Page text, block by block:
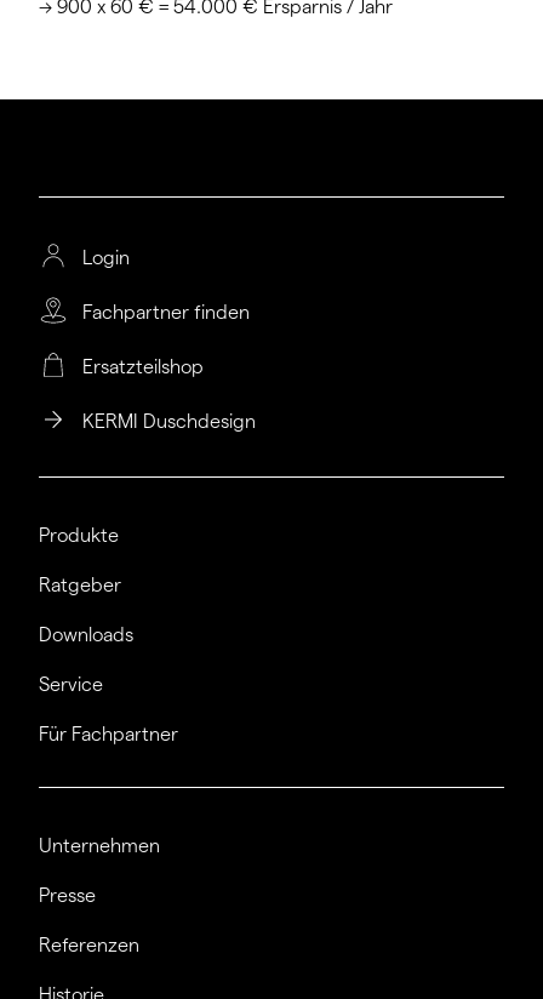
-> 900 x 60 € = 54.000 € Ersparnis / Jahr
Login
Fachpartner finden
Ersatzteilshop
KERMI Duschdesign
Produkte
Ratgeber
Downloads
Service
Für Fachpartner
Unternehmen
Presse
Referenzen
Historie